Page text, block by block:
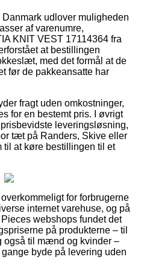
udlover muligheden
af varenumre,
KNIT VEST 17114364 fra
at bestillingen
med det formål at de
før de pakkeansatte har
fragt uden omkostninger,
for en bestemt pris. I øvrigt
leveringsløsning,
tæt på Randers, Skive eller
til at køre bestillingen til et
for forbrugerne
internet varehuse, og på
webshops fundet det
på produkterne – til
også til mænd og kvinder –
byde på levering uden